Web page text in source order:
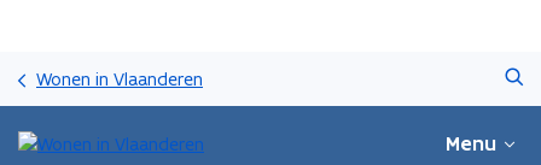
Wonen in Vlaanderen
Menu